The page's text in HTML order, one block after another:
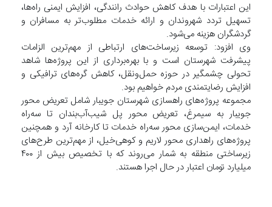
این اعتبارات با هدف کاهش حوادث رانندگی، افزایش ایمنی راه‌ها،
تسهیل تردد شهروندان و ارائه خدمات مطلوب‌تر به مسافران و
گردشگران هزینه می‌شود.
وی افزود: توسعه زیرساخت‌های ارتباطی از مهم‌ترین الزامات
پیشرفت شهرستان است و با بهره‌برداری از این پروژه‌ها شاهد
تحولی چشمگیر در حوزه حمل‌ونقل، کاهش گره‌های ترافیکی و
افزایش رضایتمندی مردم خواهیم بود.
مجموعه پروژه‌های راهسازی شهرستان جویبار شامل تعریض محور
جویبار به سیمرغ، تعریض محور پل شیب‌آب‌بندان تا سه‌راه
خدمات، ایمن‌سازی محور سه‌راه خدمات تا کارخانه آرد و همچنین
پروژه‌های راهداری محور لاریم و کوهی‌خیل، از مهم‌ترین طرح‌های
زیرساختی منطقه به شمار می‌روند که با تخصیص بیش از ۴۰۰
میلیارد تومان اعتبار در حال اجرا هستند.